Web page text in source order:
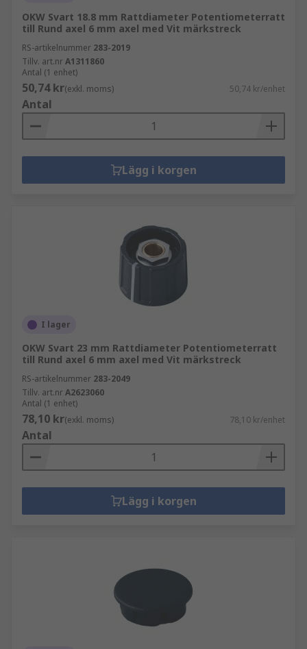
OKW Svart 18.8 mm Rattdiameter Potentiometerratt
till Rund axel 6 mm axel med Vit märkstreck
RS-artikelnummer 283-2019
Tillv. art.nrA1311860
Antal (1 enhet)
50,74 kr(exkl. moms) 50,74 kr/enhet
Antal
Lägg i korgen
I lager
OKW Svart 23 mm Rattdiameter Potentiometerratt
till Rund axel 6 mm axel med Vit märkstreck
RS-artikelnummer 283-2049
Tillv. art.nrA2623060
Antal (1 enhet)
78,10 kr(exkl. moms) 78,10 kr/enhet
Antal
Lägg i korgen